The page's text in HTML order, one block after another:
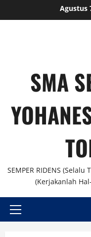
to
Agustus
SMA
SEMPER RIDENS (Selalu
(Kerjakanlah
Primary